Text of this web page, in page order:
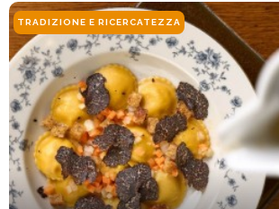
TRADIZIONE E RICERCATEZZA